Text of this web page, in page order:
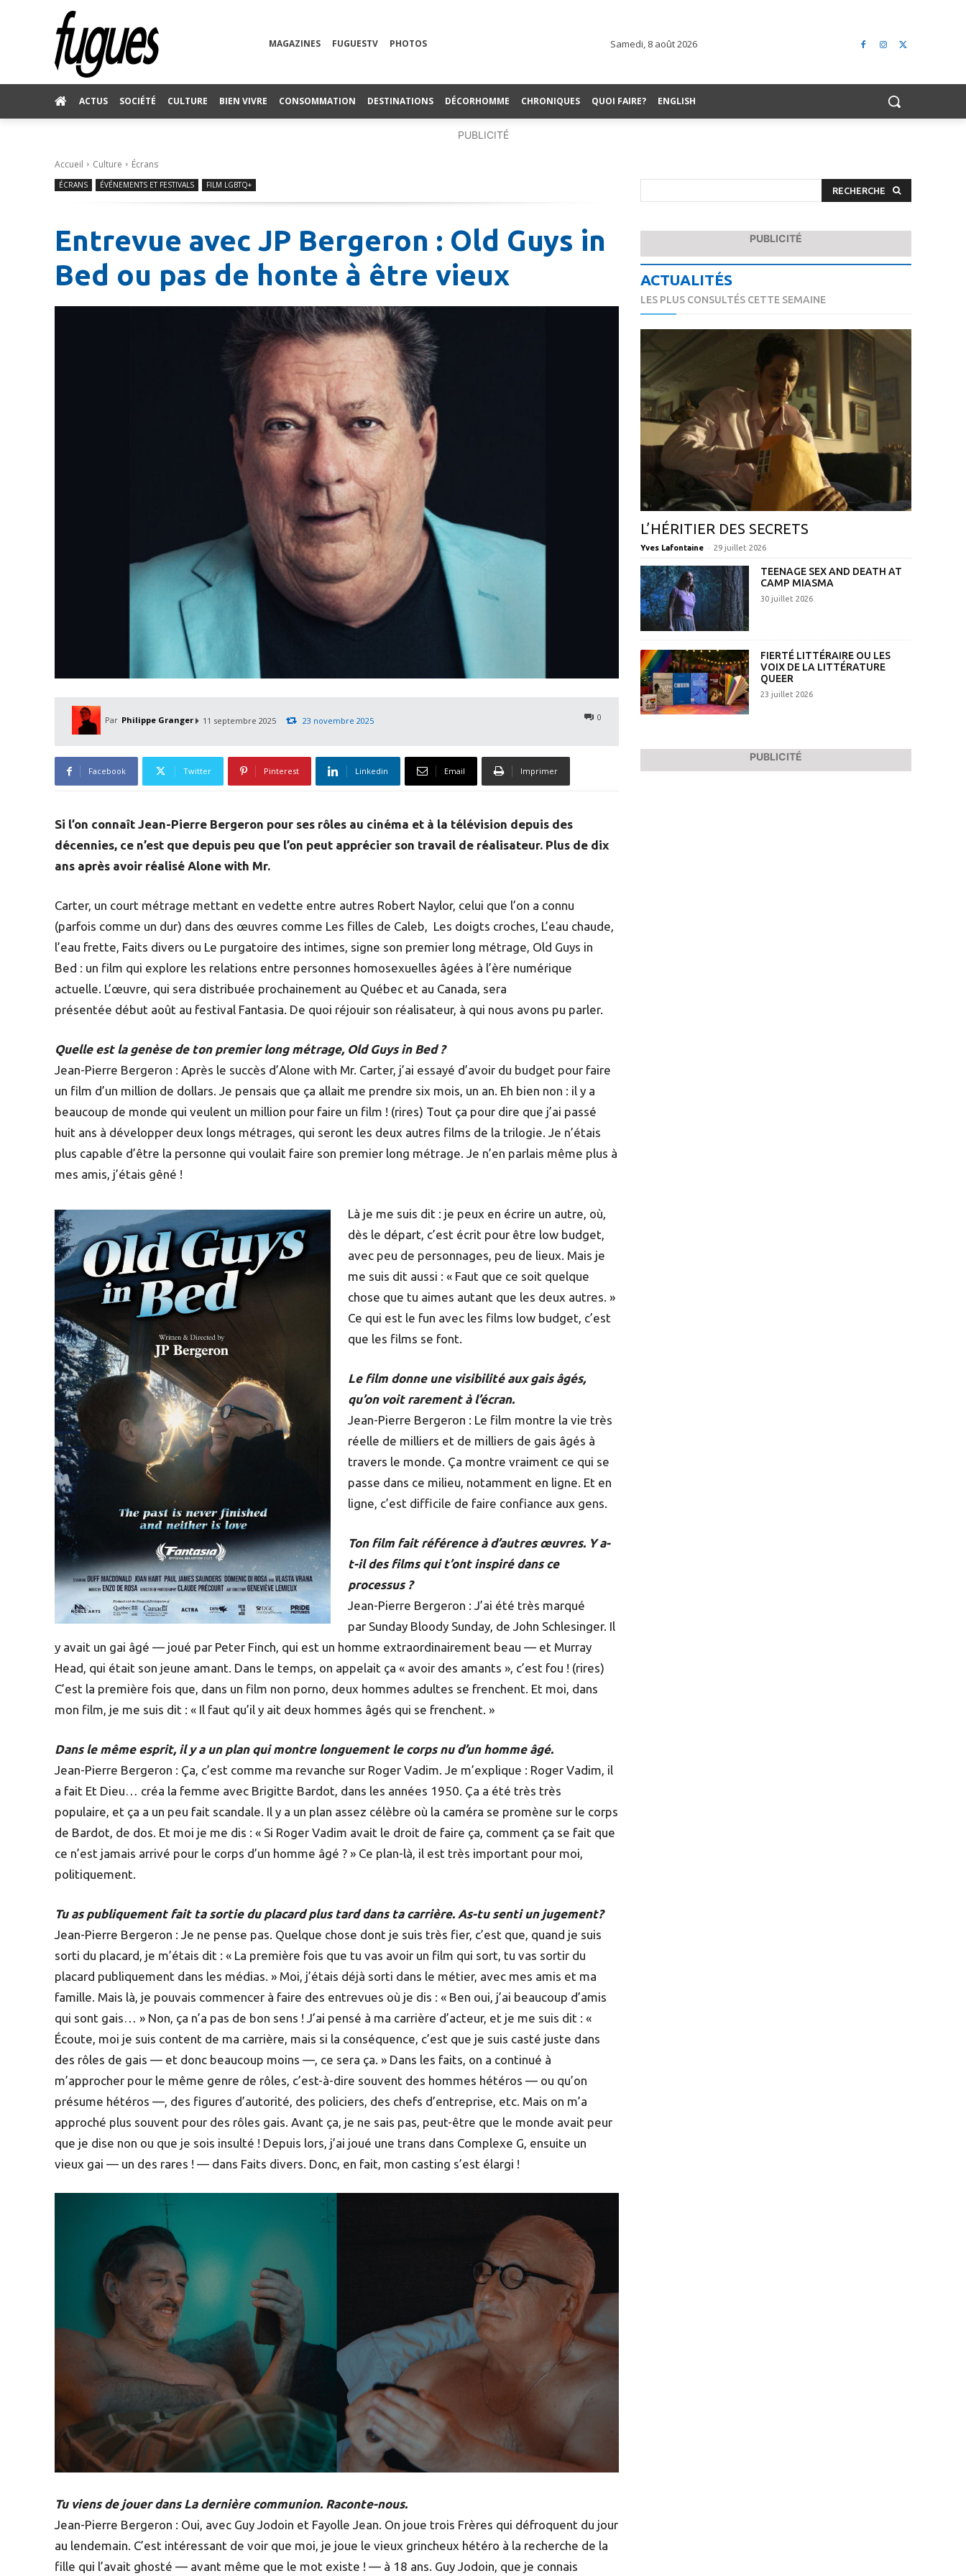
MAGAZINES FUGUESTV PHOTOS Samedi, 8 août 2026
ACTUS SOCIÉTÉ CULTURE BIEN VIVRE CONSOMMATION DESTINATIONS DÉCORHOMME CHRONIQUES QUOI FAIRE? ENGLISH
PUBLICITÉ
Accueil Culture Écrans
ÉCRANS ÉVÉNEMENTS ET FESTIVALS FILM LGBTQ+
Entrevue avec JP Bergeron : Old Guys in
Bed ou pas de honte à être vieux
Par Philippe Granger 11 septembre 2025 0
23 novembre 2025
Facebook Twitter Pinterest Linkedin Email Imprimer
Si l’on connaît Jean-Pierre Bergeron pour ses rôles au cinéma et à la télévision depuis des
décennies, ce n’est que depuis peu que l’on peut apprécier son travail de réalisateur. Plus de dix
ans après avoir réalisé Alone with Mr.
Carter, un court métrage mettant en vedette entre autres Robert Naylor, celui que l’on a connu
(parfois comme un dur) dans des œuvres comme Les filles de Caleb, Les doigts croches, L’eau chaude,
l’eau frette, Faits divers ou Le purgatoire des intimes, signe son premier long métrage, Old Guys in
Bed : un film qui explore les relations entre personnes homosexuelles âgées à l’ère numérique
actuelle. L’œuvre, qui sera distribuée prochainement au Québec et au Canada, sera
présentée début août au festival Fantasia. De quoi réjouir son réalisateur, à qui nous avons pu parler.
Quelle est la genèse de ton premier long métrage, Old Guys in Bed ?
Jean-Pierre Bergeron : Après le succès d’Alone with Mr. Carter, j’ai essayé d’avoir du budget pour faire
un film d’un million de dollars. Je pensais que ça allait me prendre six mois, un an. Eh bien non : il y a
beaucoup de monde qui veulent un million pour faire un film ! (rires) Tout ça pour dire que j’ai passé
huit ans à développer deux longs métrages, qui seront les deux autres films de la trilogie. Je n’étais
plus capable d’être la personne qui voulait faire son premier long métrage. Je n’en parlais même plus à
mes amis, j’étais gêné !
Là je me suis dit : je peux en écrire un autre, où,
dès le départ, c’est écrit pour être low budget,
avec peu de personnages, peu de lieux. Mais je
me suis dit aussi : « Faut que ce soit quelque
chose que tu aimes autant que les deux autres. »
Ce qui est le fun avec les films low budget, c’est
que les films se font.
Le film donne une visibilité aux gais âgés,
qu’on voit rarement à l’écran.
Jean-Pierre Bergeron : Le film montre la vie très
réelle de milliers et de milliers de gais âgés à
travers le monde. Ça montre vraiment ce qui se
passe dans ce milieu, notamment en ligne. Et en
ligne, c’est difficile de faire confiance aux gens.
Ton film fait référence à d’autres œuvres. Y a-
t-il des films qui t’ont inspiré dans ce
processus ?
Jean-Pierre Bergeron : J’ai été très marqué
par Sunday Bloody Sunday, de John Schlesinger. Il
y avait un gai âgé — joué par Peter Finch, qui est un homme extraordinairement beau — et Murray
Head, qui était son jeune amant. Dans le temps, on appelait ça « avoir des amants », c’est fou ! (rires)
C’est la première fois que, dans un film non porno, deux hommes adultes se frenchent. Et moi, dans
mon film, je me suis dit : « Il faut qu’il y ait deux hommes âgés qui se frenchent. »
Dans le même esprit, il y a un plan qui montre longuement le corps nu d’un homme âgé.
Jean-Pierre Bergeron : Ça, c’est comme ma revanche sur Roger Vadim. Je m’explique : Roger Vadim, il
a fait Et Dieu… créa la femme avec Brigitte Bardot, dans les années 1950. Ça a été très très
populaire, et ça a un peu fait scandale. Il y a un plan assez célèbre où la caméra se promène sur le corps
de Bardot, de dos. Et moi je me dis : « Si Roger Vadim avait le droit de faire ça, comment ça se fait que
ce n’est jamais arrivé pour le corps d’un homme âgé ? » Ce plan-là, il est très important pour moi,
politiquement.
Tu as publiquement fait ta sortie du placard plus tard dans ta carrière. As-tu senti un jugement?
Jean-Pierre Bergeron : Je ne pense pas. Quelque chose dont je suis très fier, c’est que, quand je suis
sorti du placard, je m’étais dit : « La première fois que tu vas avoir un film qui sort, tu vas sortir du
placard publiquement dans les médias. » Moi, j’étais déjà sorti dans le métier, avec mes amis et ma
famille. Mais là, je pouvais commencer à faire des entrevues où je dis : « Ben oui, j’ai beaucoup d’amis
qui sont gais… » Non, ça n’a pas de bon sens ! J’ai pensé à ma carrière d’acteur, et je me suis dit : «
Écoute, moi je suis content de ma carrière, mais si la conséquence, c’est que je suis casté juste dans
des rôles de gais — et donc beaucoup moins —, ce sera ça. » Dans les faits, on a continué à
m’approcher pour le même genre de rôles, c’est-à-dire souvent des hommes hétéros — ou qu’on
présume hétéros —, des figures d’autorité, des policiers, des chefs d’entreprise, etc. Mais on m’a
approché plus souvent pour des rôles gais. Avant ça, je ne sais pas, peut-être que le monde avait peur
que je dise non ou que je sois insulté ! Depuis lors, j’ai joué une trans dans Complexe G, ensuite un
vieux gai — un des rares ! — dans Faits divers. Donc, en fait, mon casting s’est élargi !
Tu viens de jouer dans La dernière communion. Raconte-nous.
Jean-Pierre Bergeron : Oui, avec Guy Jodoin et Fayolle Jean. On joue trois Frères qui défroquent du jour
au lendemain. C’est intéressant de voir que moi, je joue le vieux grincheux hétéro à la recherche de la
fille qui l’avait ghosté — avant même que le mot existe ! — à 18 ans. Guy Jodoin, que je connais
RECHERCHE
PUBLICITÉ
ACTUALITÉS
LES PLUS CONSULTÉS CETTE SEMAINE
L’HÉRITIER DES SECRETS
Yves Lafontaine - 29 juillet 2026
TEENAGE SEX AND DEATH AT
CAMP MIASMA
30 juillet 2026
FIERTÉ LITTÉRAIRE OU LES
VOIX DE LA LITTÉRATURE
QUEER
23 juillet 2026
PUBLICITÉ